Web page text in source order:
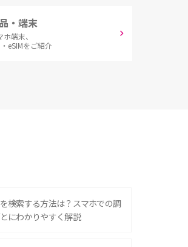
・端末
ホ端末、
eSIMをご紹介
検索する方法は？スマホでの調
にわかりやすく解説